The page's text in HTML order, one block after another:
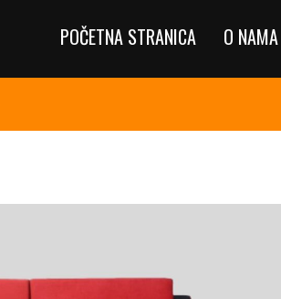
POČETNA STRANICA O NAMA